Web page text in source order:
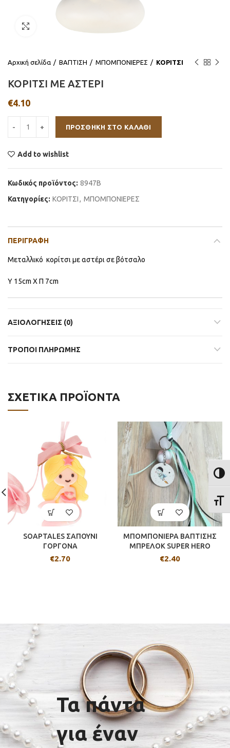
Click to enlarge
Αρχική σελίδα ΒΑΠΤΙΣΗ ΜΠΟΜΠΟΝΙΕΡΕΣ ΚΟΡΙΤΣΙ
ΚΟΡΙΤΣΙ ΜΕ ΑΣΤΕΡΙ
€4.10
ΠΡΟΣΘΉΚΗ ΣΤΟ ΚΑΛΆΘΙ
Add to wishlist
Κωδικός προϊόντος: 8947Β
Κατηγορίες: ΚΟΡΙΤΣΙ, ΜΠΟΜΠΟΝΙΕΡΕΣ
ΠΕΡΙΓΡΑΦΉ
Μεταλλικό κορίτσι με αστέρι σε βότσαλο
Υ 15cm Χ Π 7cm
ΑΞΙΟΛΟΓΉΣΕΙΣ (0)
ΤΡΟΠΟΙ ΠΛΗΡΩΜΗΣ
ΣΧΕΤΙΚΆ ΠΡΟΪΌΝΤΑ
SOAPTALES ΣΑΠΟΥΝΙ
ΓΟΡΓΟΝΑ
€2.70
ΜΠΟΜΠΟΝΙΕΡΑ ΒΑΠΤΙΣΗΣ
ΜΠΡΕΛΟΚ SUPER HERO
€2.40
Τα πάντα
για έναν